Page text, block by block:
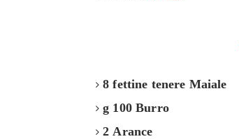
8 fettine tenere Maiale
g 100 Burro
2 Arance